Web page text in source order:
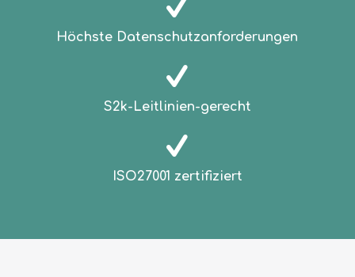
Höchste Datenschutzanforderungen
S2k-Leitlinien-gerecht
ISO27001 zertifiziert